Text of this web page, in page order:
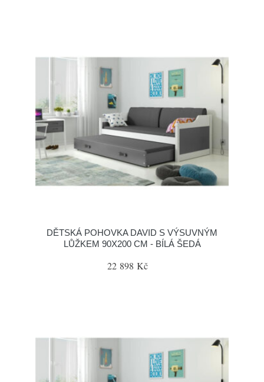
DĚTSKÁ POHOVKA DAVID S VÝSUVNÝM
LŮŽKEM 90X200 CM - BÍLÁ ŠEDÁ
22 898 Kč